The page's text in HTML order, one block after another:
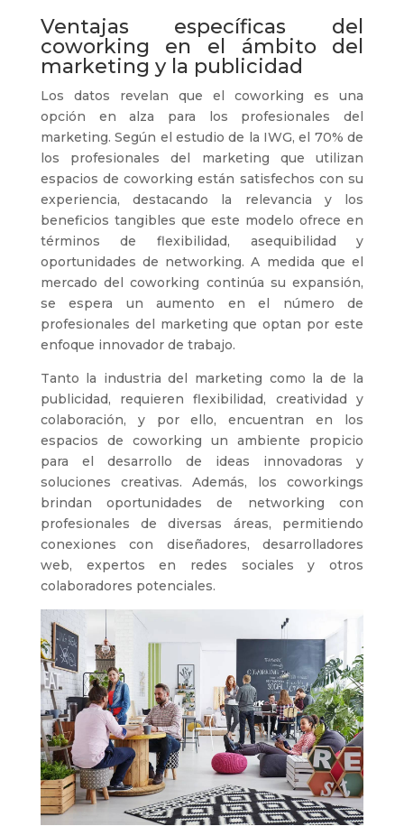
Ventajas específicas del
coworking en el ámbito del
marketing y la publicidad
Los datos revelan que el coworking es una
opción en alza para los profesionales del
marketing. Según el estudio de la IWG, el 70% de
los profesionales del marketing que utilizan
espacios de coworking están satisfechos con su
experiencia, destacando la relevancia y los
beneficios tangibles que este modelo ofrece en
términos de flexibilidad, asequibilidad y
oportunidades de networking. A medida que el
mercado del coworking continúa su expansión,
se espera un aumento en el número de
profesionales del marketing que optan por este
enfoque innovador de trabajo.
Tanto la industria del marketing como la de la
publicidad, requieren flexibilidad, creatividad y
colaboración, y por ello, encuentran en los
espacios de coworking un ambiente propicio
para el desarrollo de ideas innovadoras y
soluciones creativas. Además, los coworkings
brindan oportunidades de networking con
profesionales de diversas áreas, permitiendo
conexiones con diseñadores, desarrolladores
web, expertos en redes sociales y otros
colaboradores potenciales.